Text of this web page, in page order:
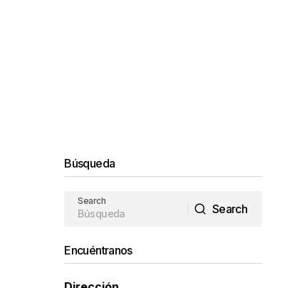
Búsqueda
Search
Search
Encuéntranos